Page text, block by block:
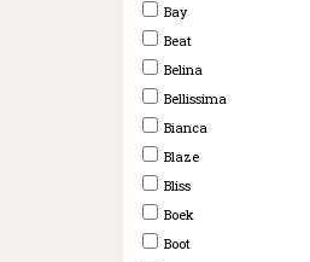
Bay
Beat
Belina
Bellissima
Bianca
Blaze
Bliss
Boek
Boot